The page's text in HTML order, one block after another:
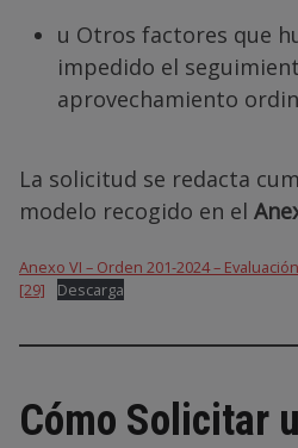
u Otros factores que
impedido el
aprovechamiento
La solicitud se redacta
modelo recogido en el
Anexo VI – Orden 201-2024 –
[29]
Descarga
Cómo Solicitar